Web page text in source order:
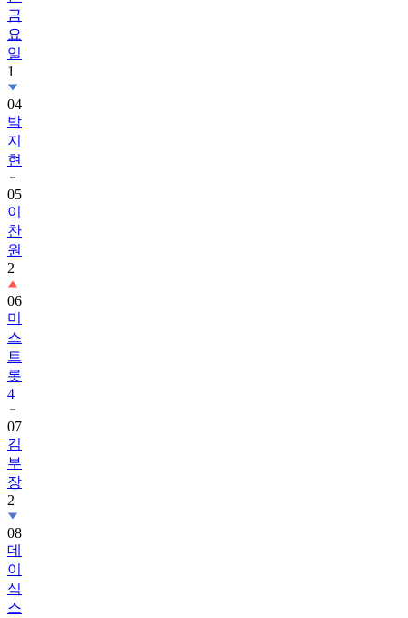
금
요
일
1
04
박
지
현
05
이
찬
원
2
06
미
스
트
롯
4
07
김
부
장
2
08
데
이
식
스